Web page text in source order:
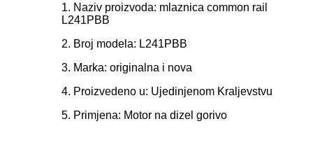
1. Naziv proizvoda: mlaznica common rail
L241PBB
2. Broj modela: L241PBB
3. Marka: originalna i nova
4. Proizvedeno u: Ujedinjenom Kraljevstvu
5. Primjena: Motor na dizel gorivo